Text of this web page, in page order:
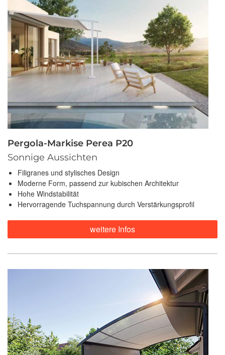
Pergola-Markise Perea P20
Sonnige Aussichten
Filigranes und stylisches Design
Moderne Form, passend zur kubischen Architektur
Hohe Windstabilität
Hervorragende Tuchspannung durch Verstärkungsprofil
weitere Infos